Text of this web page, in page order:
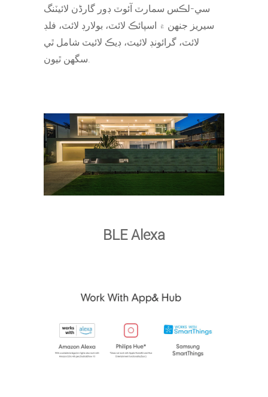
سي-لڪس سمارٽ آئوٽ ڊور گارڈن لائيٽنگ
سيريز جنهن ۾ اسپائڪ لائٽ، بولارڊ لائٽ، فلڊ
لائٽ، گرائونڊ لائيٽ، ڊيڪ لائيٽ شامل ٿي
سگھن ٿيون.
BLE Alexa